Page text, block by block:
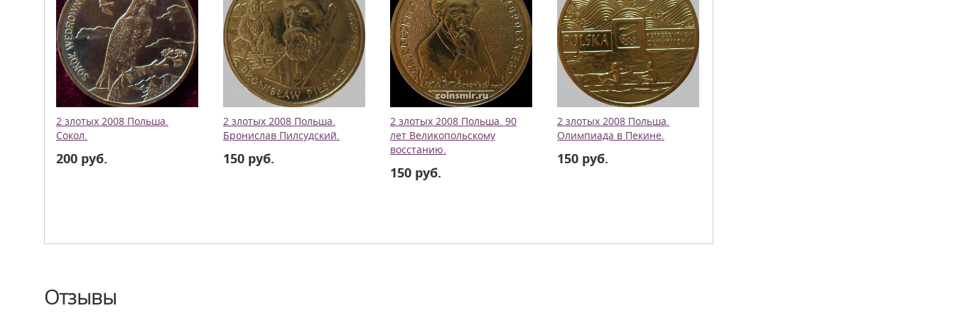
2 злотых 2008 Польша.
Сокол.
200 руб.
2 злотых 2008 Польша.
Бронислав Пилсудский.
150 руб.
2 злотых 2008 Польша. 90
лет Великопольскому
восстанию.
150 руб.
2 злотых 2008 Польша.
Олимпиада в Пекине.
150 руб.
Отзывы